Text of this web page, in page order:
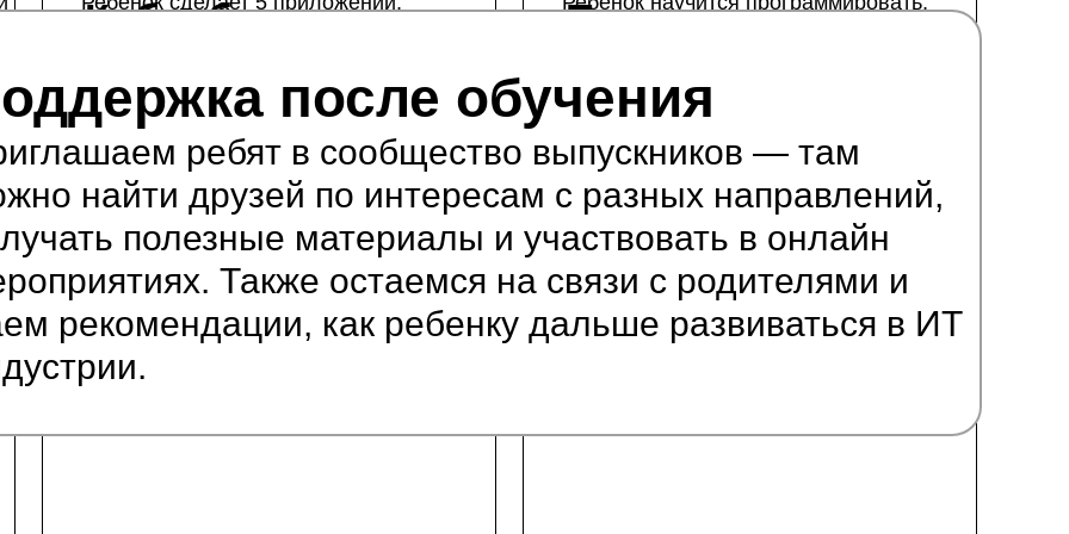
Кибербезопасность
Python
Программирование
после обучения
ребят в сообщество выпускников — там
найти друзей по интересам с разных направлений,
полезные материалы и участвовать в онлайн
Также остаемся на связи с родителями и
рекомендации, как ребенку дальше развиваться в ИT